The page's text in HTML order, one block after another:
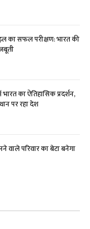
का सफल परीक्षण: भारत की
का ऐतिहासिक प्रदर्शन,
पर रहा देश
वाले परिवार का बेटा बनेगा